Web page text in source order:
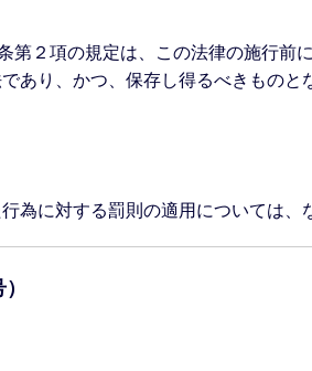
第２項の規定は、この法律の施行前
あり、かつ、保存し得るべきものと
為に対する罰則の適用については、